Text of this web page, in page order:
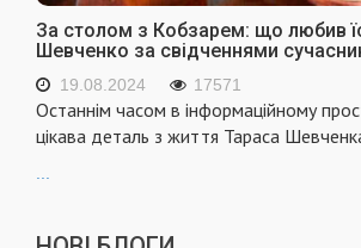
За столом з Кобзарем: що любив
Шевченко за свідченнями
19.08.2024 17571
Останнім часом в інформаційному
цікава деталь з життя Тараса